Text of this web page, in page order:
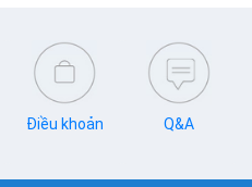
Điều khoản Q&A